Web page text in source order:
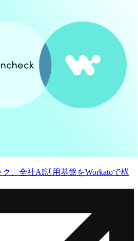
ク、全社AI活用基盤をWorkatoで構